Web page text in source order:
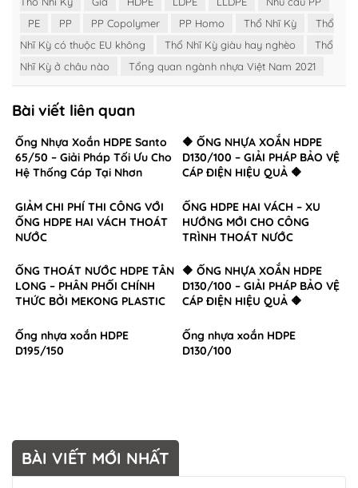
PE
PP PP Copolymer PP Homo Thổ Nhĩ Kỳ
Thổ
Nhĩ Kỳ có thuộc EU không
Thổ Nhĩ Kỳ giàu hay nghèo
Thổ
Nhĩ Kỳ ở châu nào
Tổng quan ngành nhựa Việt Nam 2021
Bài viết liên quan
Ống Nhựa Xoắn HDPE Santo
65/50 – Giải Pháp Tối Ưu Cho
Hệ Thống Cáp Tại Nhơn
🔶 ỐNG NHỰA XOẮN HDPE
D130/100 – GIẢI PHÁP BẢO VỆ
CÁP ĐIỆN HIỆU QUẢ 🔶
GIẢM CHI PHÍ THI CÔNG VỚI
ỐNG HDPE HAI VÁCH THOÁT
NƯỚC
ỐNG HDPE HAI VÁCH – XU
HƯỚNG MỚI CHO CÔNG
TRÌNH THOÁT NƯỚC
ỐNG THOÁT NƯỚC HDPE TÂN
LONG – PHÂN PHỐI CHÍNH
THỨC BỞI MEKONG PLASTIC
🔶 ỐNG NHỰA XOẮN HDPE
D130/100 – GIẢI PHÁP BẢO VỆ
CÁP ĐIỆN HIỆU QUẢ 🔶
Ống nhựa xoắn HDPE
D195/150
Ống nhựa xoắn HDPE
D130/100
BÀI VIẾT MỚI NHẤT